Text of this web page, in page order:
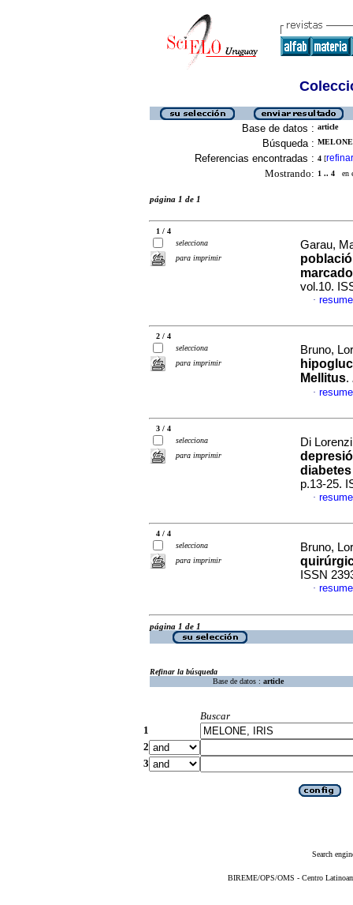
Base de datos : article
Búsqueda :
Referencias encontradas : 4 [refinar
Mostrando: 1 .. 4 en
página 1 de 1
1 / 4
selecciona
para imprimir
Garau,
vol.10.
·
2 / 4
selecciona
para imprimir
Bruno,
Mellitus.
·
3 / 4
selecciona
para imprimir
Di
p.13-25.
·
4 / 4
selecciona
para imprimir
Bruno,
ISSN
·
página 1 de 1
Refinar la búsqueda
Base de datos : article
Buscar
1
2
3
Search
BIREME/OPS/OMS - Centro